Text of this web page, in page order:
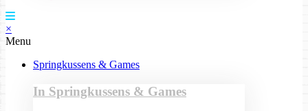
×
Menu
Springkussens & Games
In Springkussens & Games